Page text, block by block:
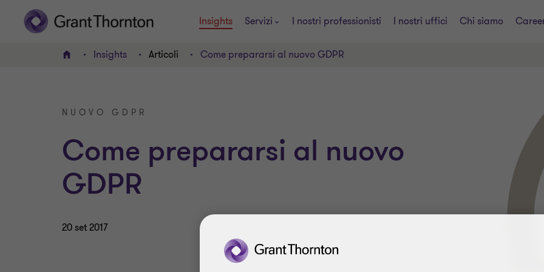
Insights Servizi I nostri professionisti I nostri uffici Chi siamo
HOME Insights Articoli Come prepararsi al nuovo GDPR
NUOVO GDPR
Come prepararsi al nuovo
GDPR
20 set 2017